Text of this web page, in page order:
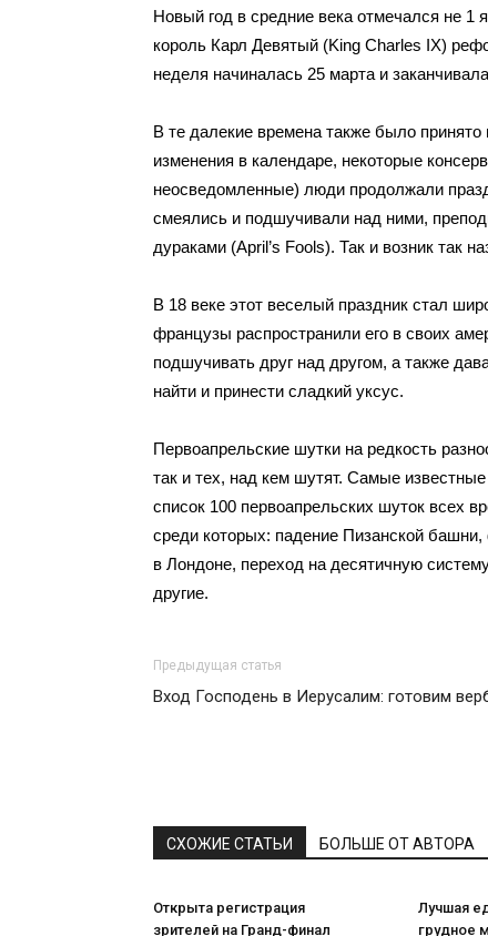
Новый год в средние века отмечался не 1
король Карл Девятый (King Charles IX)
неделя начиналась 25 марта и
В те далекие времена также было
изменения в календаре, некоторые
неосведомленные) люди продолжали
смеялись и подшучивали над ними,
дураками (April’s Fools). Так и возник так
В 18 веке этот веселый праздник стал
французы распространили его в своих
подшучивать друг над другом, а также
найти и принести сладкий уксус.
Первоапрельские шутки на редкость
так и тех, над кем шутят. Самые
список 100 первоапрельских шуток всех
среди которых: падение Пизанской
в Лондоне, переход на десятичную
другие.
Предыдущая статья
Вход Господень в Иерусалим: готовим
СХОЖИЕ СТАТЬИ БОЛЬШЕ ОТ АВТОРА
Открыта регистрация
зрителей на Гранд-финал
Лучшая
грудное